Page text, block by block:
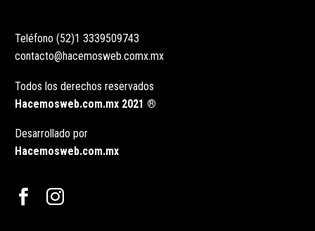
Teléfono (52)1 3339509743
contacto@hacemosweb.comx.mx
Todos los derechos reservados
Hacemosweb.com.mx 2021 ®
Desarrollado por
Hacemosweb.com.mx